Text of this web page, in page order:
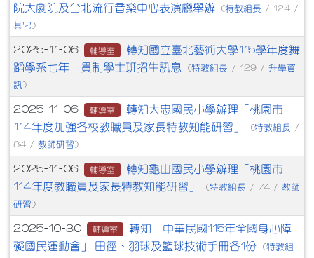
院大劇院及台北流行音樂中心表演廳舉辦
(特教組長 / 124 /
其它 )
2025-11-06 輔導室
轉知國立臺北藝術大學115學年度舞
蹈學系七年一貫制學士班招生訊息
(特教組長 / 129 / 升學資
訊 )
2025-11-06 輔導室
轉知大忠國民小學辦理「桃園市
114年度加強各校教職員及家長特教知能研習」
(特教組長 /
84 / 教師研習 )
2025-11-06 輔導室
轉知龜山國民小學辦理「桃園市
114年度教職員及家長特教知能研習」
(特教組長 / 74 / 教師
研習 )
2025-10-30 輔導室
轉知「中華民國115年全國身心障
礙國民運動會」 田徑、羽球及籃球技術手冊各1份
(特教組